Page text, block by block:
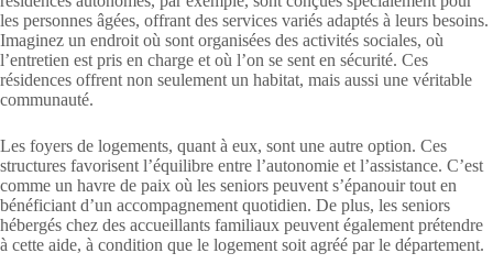
les personnes âgées, offrant des services variés adaptés à leurs besoins.
Imaginez un endroit où sont organisées des activités sociales, où
l’entretien est pris en charge et où l’on se sent en sécurité. Ces
résidences offrent non seulement un habitat, mais aussi une véritable
communauté.
Les foyers de logements, quant à eux, sont une autre option. Ces
structures favorisent l’équilibre entre l’autonomie et l’assistance. C’est
comme un havre de paix où les seniors peuvent s’épanouir tout en
bénéficiant d’un accompagnement quotidien. De plus, les seniors
hébergés chez des accueillants familiaux peuvent également prétendre
à cette aide, à condition que le logement soit agréé par le département.